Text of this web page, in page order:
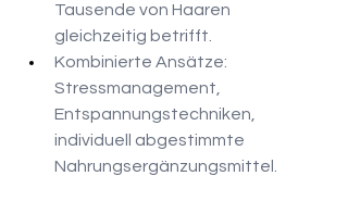
Tausende von Haaren
gleichzeitig betrifft.
Kombinierte Ansätze:
Stressmanagement,
Entspannungstechniken,
individuell abgestimmte
Nahrungsergänzungsmittel.